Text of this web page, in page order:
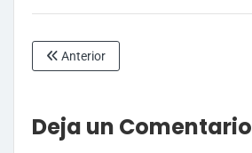
Anterior
Deja un Comentario